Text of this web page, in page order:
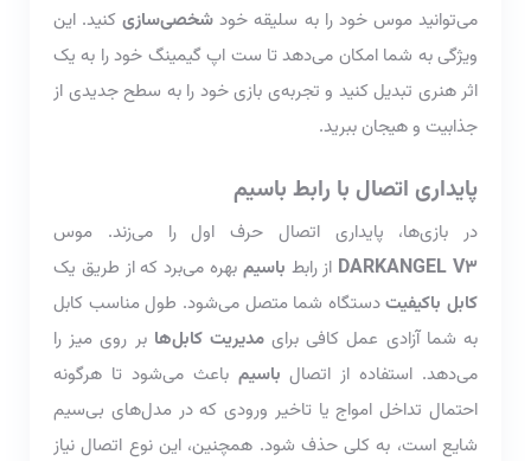
می‌توانید موس خود را به سلیقه خود شخصی‌سازی کنید. این
ویژگی به شما امکان می‌دهد تا ست اپ گیمینگ خود را به یک
اثر هنری تبدیل کنید و تجربه‌ی بازی خود را به سطح جدیدی از
جذابیت و هیجان ببرید.
پایداری اتصال با رابط باسیم
در بازی‌ها، پایداری اتصال حرف اول را می‌زند. موس
DARKANGEL V3 از رابط باسیم بهره می‌برد که از طریق یک
کابل باکیفیتدستگاه شما متصل می‌شود. طول مناسب کابل
به شما آزادی عمل کافی برایمدیریت کابل‌هابر روی میز را
می‌دهد. استفاده از اتصال باسیمباعث می‌شود تا هرگونه
احتمال تداخل امواج یا تاخیر ورودی که در مدل‌های بی‌سیم
شایع است، به کلی حذف شود. همچنین، این نوع اتصال نیاز